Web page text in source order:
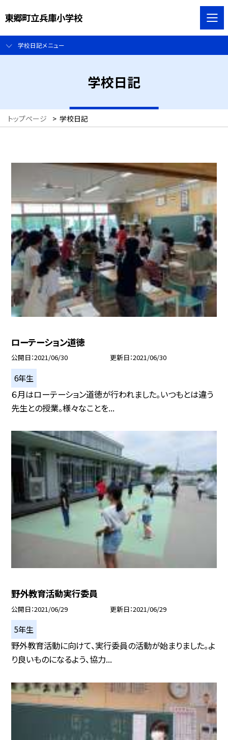
東郷町立兵庫小学校
学校日記メニュー
学校日記
トップページ > 学校日記
ローテーション道徳
公開日 2021/06/30 更新日 2021/06/30
6年生
６月はローテーション道徳が行われました。いつもとは違う
先生との授業。様々なことを...
野外教育活動実行委員
公開日 2021/06/29 更新日 2021/06/29
5年生
野外教育活動に向けて、実行委員の活動が始まりました。よ
り良いものになるよう、協力...